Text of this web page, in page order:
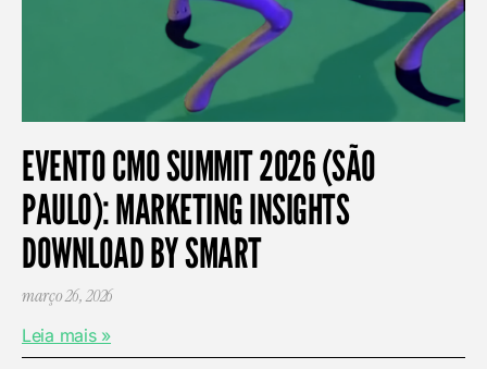
EVENTO CMO SUMMIT 2026 (SÃO
PAULO): MARKETING INSIGHTS
DOWNLOAD BY SMART
março 26, 2026
Leia mais »